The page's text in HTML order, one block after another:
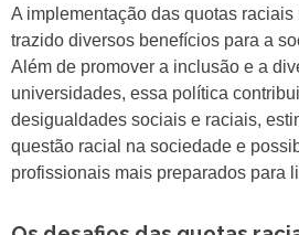
A implementação das quotas
trazido diversos benefícios para a
Além de promover a inclusão e a
universidades, essa política
desigualdades sociais e raciais,
questão racial na sociedade e
profissionais mais preparados para